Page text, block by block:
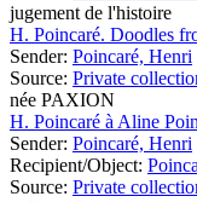
jugement de l'histoire
H. Poincaré. Doodles
Sender: Poincaré, Henri
Source: Private
née PAXION
H. Poincaré à Aline
Sender: Poincaré, Henri
Recipient/Object:
Source: Private